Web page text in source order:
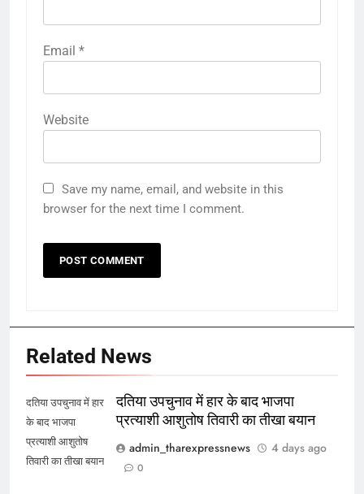
Email *
Website
Save my name, email, and website in this
browser for the next time I comment.
Related News
दतिया उपचुनाव में हार
के बाद भाजपा
प्रत्याशी आशुतोष
तिवारी का तीखा बयान
दतिया उपचुनाव में हार के बाद भाजपा
प्रत्याशी आशुतोष तिवारी का तीखा बयान
admin_tharexpressnews
4 days ago
0